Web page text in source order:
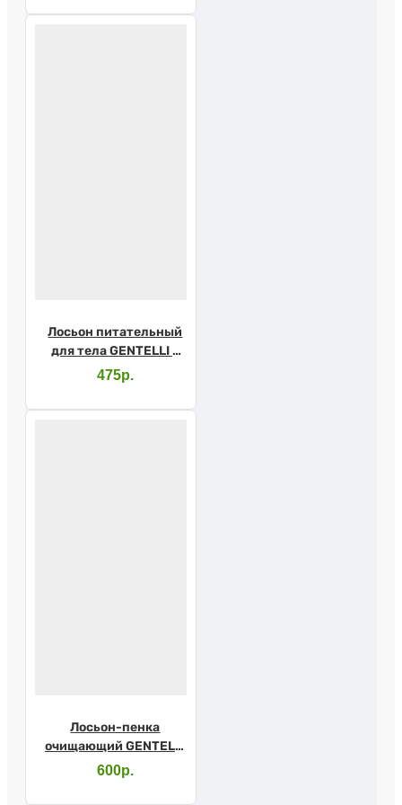
пантенолом 400мл
Лосьон питательный
для тела GENTELLI с
маслом виноградных
250мл
475р.
Лосьон-пенка
очищающий GENTELLI
с маслом
600р.